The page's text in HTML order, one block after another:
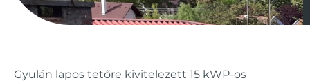
Gyulán lapos tetőre kivitelezett 15 kWP-os